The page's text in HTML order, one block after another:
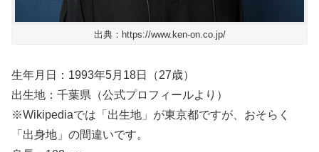
出典：https://www.ken-on.co.jp/
生年月日：1993年5月18日（27歳）
出生地：千葉県（公式プロフィールより）
※Wikipediaでは「出生地」が東京都ですが、おそらく
「出身地」の間違いです。